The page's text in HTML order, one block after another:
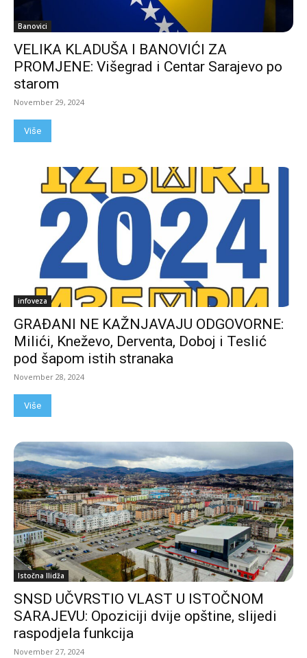
Banovici
VELIKA KLADUŠA I BANOVIĆI ZA
PROMJENE: Višegrad i Centar Sarajevo po
starom
November 29, 2024
Više
infoveza
GRAĐANI NE KAŽNJAVAJU ODGOVORNE:
Milići, Kneževo, Derventa, Doboj i Teslić
pod šapom istih stranaka
November 28, 2024
Više
Istočna Ilidža
SNSD UČVRSTIO VLAST U ISTOČNOM
SARAJEVU: Opoziciji dvije opštine, slijedi
raspodjela funkcija
November 27, 2024